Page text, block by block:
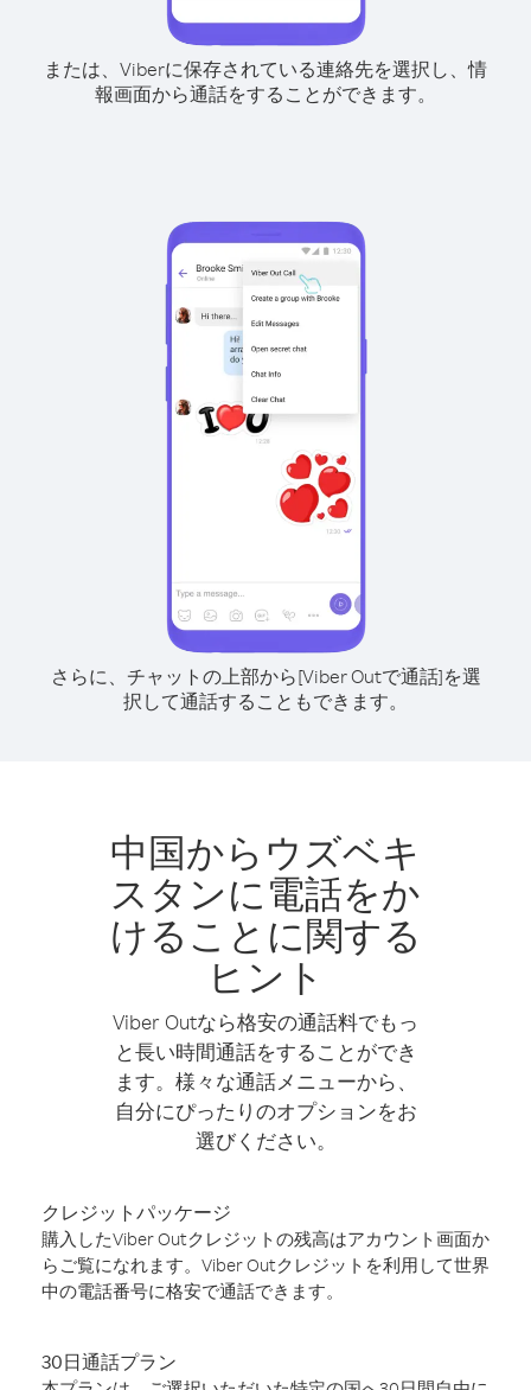
または、Viberに保存されている連絡先を選択し、情
報画面から通話をすることができます。
さらに、チャットの上部から[Viber Outで通話]を選
択して通話することもできます。
中国からウズベキ
スタンに電話をか
けることに関する
ヒント
Viber Outなら格安の通話料でもっ
と長い時間通話をすることができ
ます。様々な通話メニューから、
自分にぴったりのオプションをお
選びください。
クレジットパッケージ
購入したViber Outクレジットの残高はアカウント画面か
らご覧になれます。Viber Outクレジットを利用して世界
中の電話番号に格安で通話できます。
30日通話プラン